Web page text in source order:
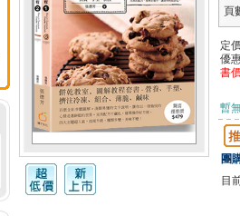
頁
定
優
書
暫
團
目